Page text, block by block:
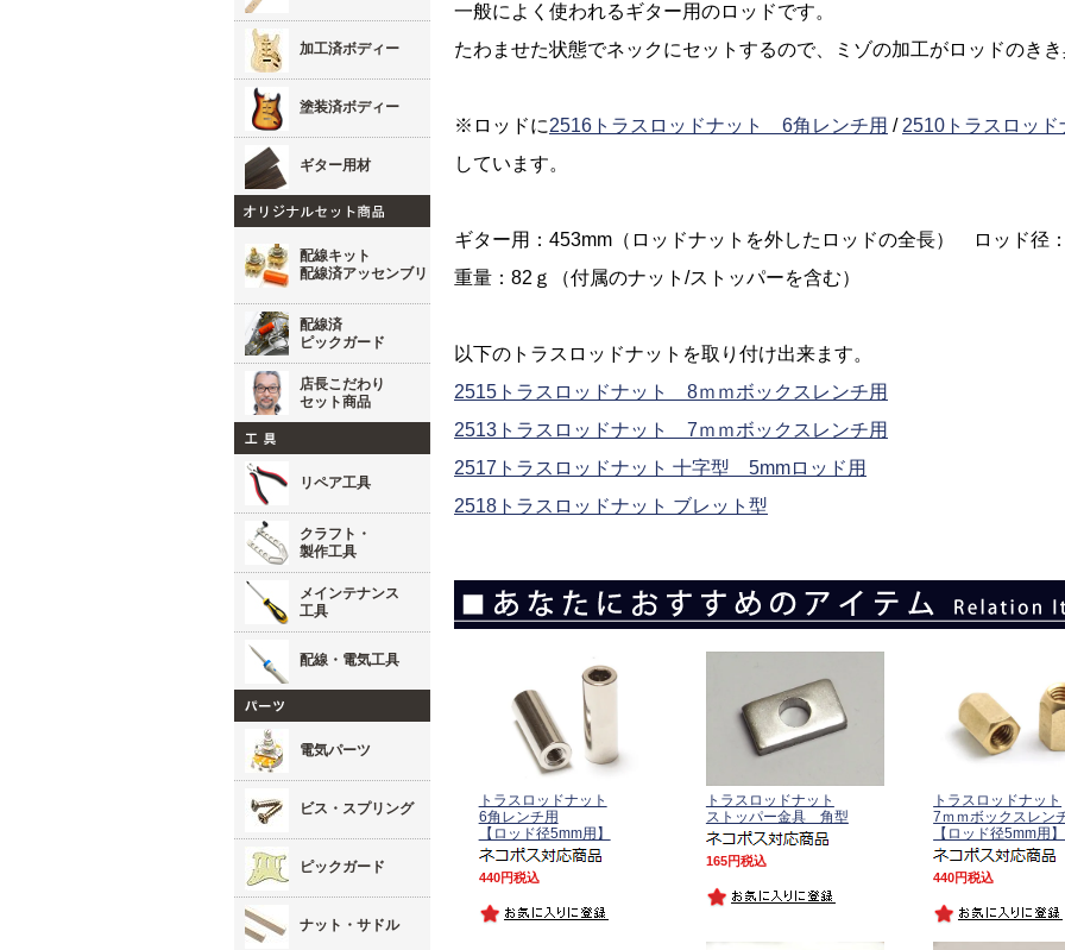
加工済ボディー
塗装済ボディー
ギター用材
配線キット
配線済アッセンブリ
配線済
ピックガード
店長こだわり
セット商品
リペア工具
クラフト・
製作工具
メインテナンス
工具
配線・電気工具
電気パーツ
ビス・スプリング
ピックガード
ナット・サドル
一般によく使われるギター用のロッドです。
たわませた状態でネックにセットするので、ミゾの加工がロッドのき
※ロッドに2516トラスロッドナット 6角レンチ用 / 2510トラスロッ
しています。
ギター用：453mm（ロッドナットを外したロッドの全長） ロッド
重量：82ｇ（付属のナット/ストッパーを含む）
以下のトラスロッドナットを取り付け出来ます。
2515トラスロッドナット 8ｍｍボックスレンチ用
2513トラスロッドナット 7ｍｍボックスレンチ用
2517トラスロッドナット 十字型 5mmロッド用
2518トラスロッドナット ブレット型
トラスロッドナット
6角レンチ用
【ロッド径5mm用】
440 税込
トラスロッドナット
ストッパー金具 角型
165 税込
トラスロッドナット
7ｍｍボックスレン
【ロッド径5mm用】
440 税込